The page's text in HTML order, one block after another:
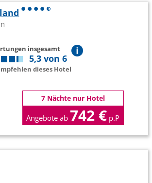
insgesamt
5,3 von 6
dieses Hotel
7 Nächte nur Hotel
Angebote ab 742 € p.P